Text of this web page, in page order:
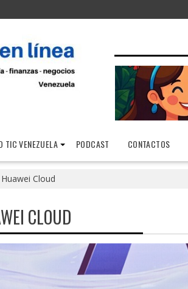
TIC VENEZUELA PODCAST CONTACTOS
Huawei Cloud
CLOUD